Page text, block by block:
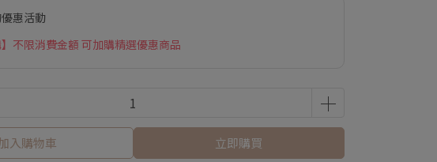
惠活動
】不限消費金額 可加購精選優惠商品
入購物車 立即購買